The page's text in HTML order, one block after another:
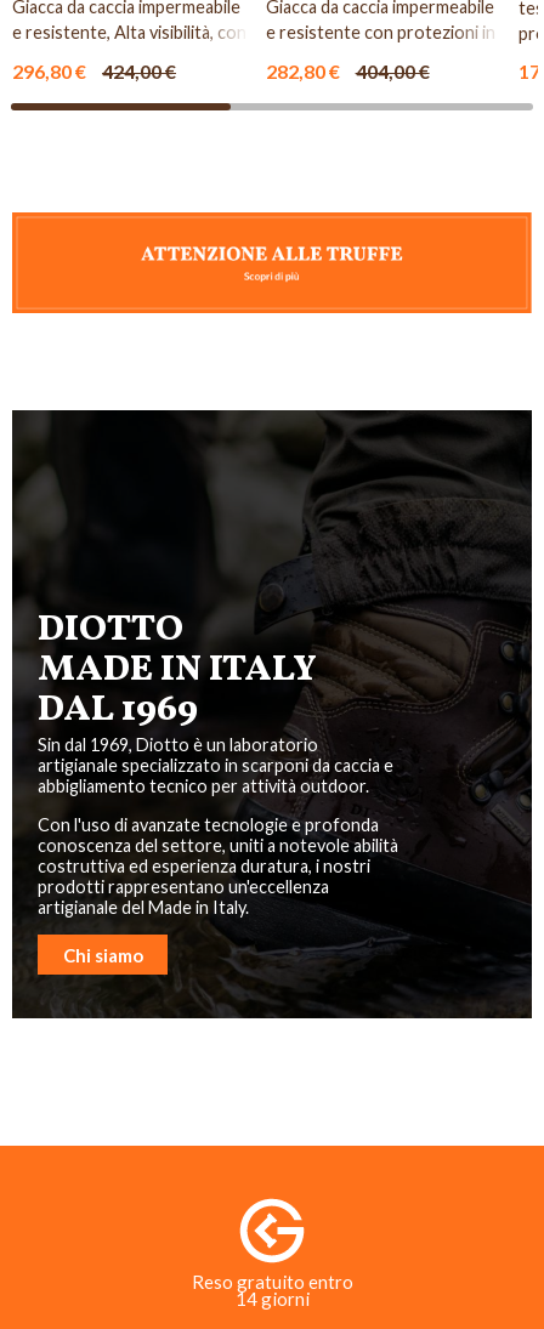
Giacca da caccia impermeabile
e resistente, Alta visibilità, con
296,80 € 424,00 €
Giacca da caccia impermeabile
e resistente con protezioni in
282,80 € 404,00 €
DIOTTO
MADE IN ITALY
DAL 1969
Sin dal 1969, Diotto è un laboratorio
artigianale specializzato in scarponi da caccia e
abbigliamento tecnico per attività outdoor.
Con l'uso di avanzate tecnologie e profonda
conoscenza del settore, uniti a notevole abilità
costruttiva ed esperienza duratura, i nostri
prodotti rappresentano un'eccellenza
artigianale del Made in Italy.
Chi siamo
Reso gratuito entro
14 giorni